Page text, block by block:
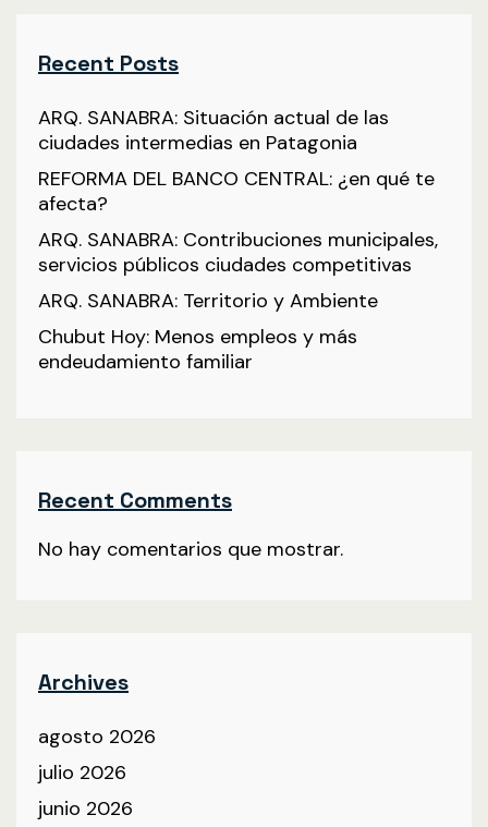
Recent Posts
ARQ. SANABRA: Situación actual de las
ciudades intermedias en Patagonia
REFORMA DEL BANCO CENTRAL: ¿en qué te
afecta?
ARQ. SANABRA: Contribuciones municipales,
servicios públicos ciudades competitivas
ARQ. SANABRA: Territorio y Ambiente
Chubut Hoy: Menos empleos y más
endeudamiento familiar
Recent Comments
No hay comentarios que mostrar.
Archives
agosto 2026
julio 2026
junio 2026